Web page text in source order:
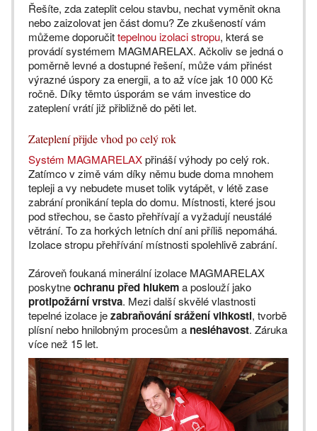
Řešíte, zda zateplit celou stavbu, nechat vyměnit okna
nebo zaizolovat jen část domu? Ze zkušeností vám
můžeme doporučittepelnou izolaci stropu, která se
provádí systémem MAGMARELAX. Ačkoliv se jedná o
poměrně levné a dostupné řešení, může vám přinést
výrazné úspory za energii, a to až více jak 10 000 Kč
ročně. Díky těmto úsporám se vám investice do
zateplení vrátí již přibližně do pěti let.
Zateplení přijde vhod po celý rok
Systém MAGMARELAXpřináší výhody po celý rok.
Zatímco v zimě vám díky němu bude doma mnohem
tepleji a vy nebudete muset tolik vytápět, v létě zase
zabrání pronikání tepla do domu. Místnosti, které jsou
pod střechou, se často přehřívají a vyžadují neustálé
větrání. To za horkých letních dní ani příliš nepomáhá.
Izolace stropu přehřívání místnosti spolehlivě zabrání.
Zároveň foukaná minerální izolace MAGMARELAX
poskytneochranu před hlukema poslouží jako
protipožární vrstva. Mezi další skvělé vlastnosti
tepelné izolace jezabraňování srážení vlhkosti, tvorbě
plísní nebo hnilobným procesům a nesléhavost. Záruka
více než 15 let.